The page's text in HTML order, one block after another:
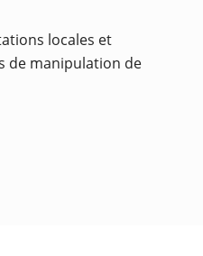
locales et
de manipulation de